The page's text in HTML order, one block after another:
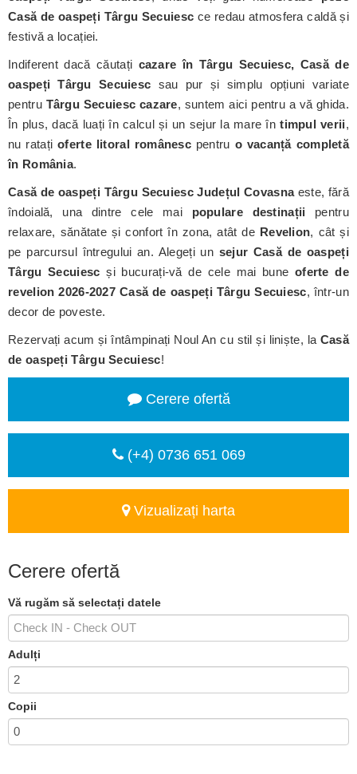
Casă de oaspeți Târgu Secuiesc ce redau atmosfera caldă și
festivă a locației.
Indiferent dacă căutați cazare în Târgu Secuiesc, Casă de
oaspeți Târgu Secuiesc sau pur și simplu opțiuni variate
pentru Târgu Secuiesc cazare, suntem aici pentru a vă ghida.
În plus, dacă luați în calcul și un sejur la mare întimpul verii,
nu ratațioferte litoral românesc pentru o vacanță completă
în România.
Casă de oaspeți Târgu Secuiesc Județul Covasnaeste, fără
îndoială, una dintre cele mai populare destinații pentru
relaxare, sănătate și confort în zona, atât de Revelion, cât și
pe parcursul întregului an. Alegeți un sejur Casă de oaspeți
Târgu Secuiesc și bucurați-vă de cele mai bune oferte de
revelion 2026-2027 Casă de oaspeți Târgu Secuiesc, într-un
decor de poveste.
Rezervați acum și întâmpinați Noul An cu stil și liniște, la Casă
de oaspeți Târgu Secuiesc!
Cerere ofertă
(+4) 0736 651 069
Vizualizați harta
Cerere ofertă
Vă rugăm să selectați datele
Adulți
Copii